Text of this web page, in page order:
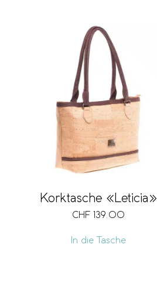
Korktasche «Leticia»
CHF 139.00
In die Tasche